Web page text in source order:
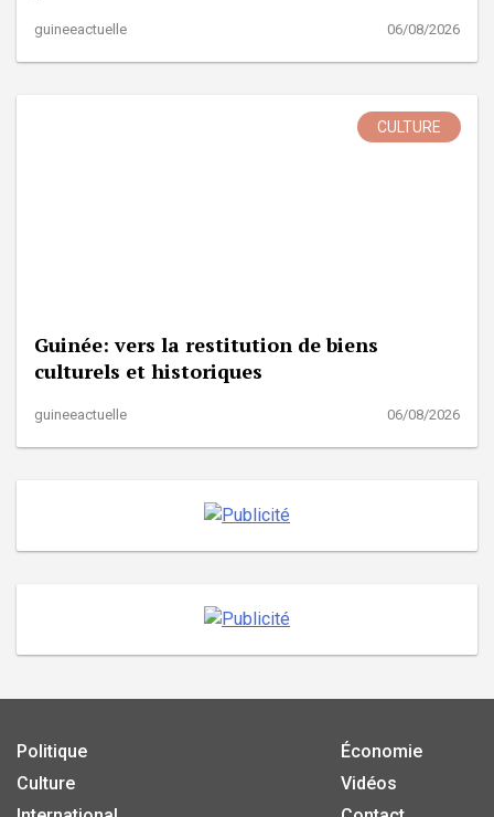
guineeactuelle 06/08/2026
CULTURE
Guinée: vers la restitution de biens
culturels et historiques
guineeactuelle 06/08/2026
Politique
Culture
Économie
Vidéos